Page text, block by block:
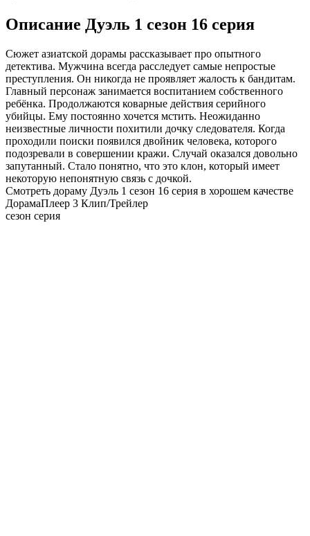
Описание Дуэль 1 сезон 16 серия
Сюжет азиатской дорамы рассказывает про опытного
детектива. Мужчина всегда расследует самые непростые
преступления. Он никогда не проявляет жалость к бандитам.
Главный персонаж занимается воспитанием собственного
ребёнка. Продолжаются коварные действия серийного
убийцы. Ему постоянно хочется мстить. Неожиданно
неизвестные личности похитили дочку следователя. Когда
проходили поиски появился двойник человека, которого
подозревали в совершении кражи. Случай оказался довольно
запутанный. Стало понятно, что это клон, который имеет
некоторую непонятную связь с дочкой.
Смотреть дораму Дуэль 1 сезон 16 серия в хорошем качестве
ДорамаПлеер 3 Клип/Трейлер
сезон серия